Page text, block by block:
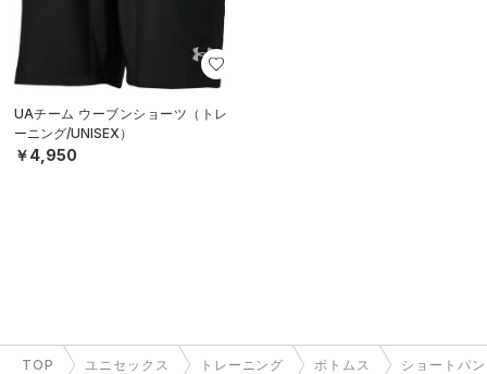
UAチーム ウーブンショーツ（トレ
ーニング/UNISEX）
￥4,950
TOP ユニセックス トレーニング ボトムス ショートパ